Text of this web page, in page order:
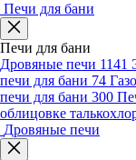
Печи для бани
Печи для бани
Дровяные печи 1141
печи для бани 74
печи для бани 300
облицовке
Дровяные печи